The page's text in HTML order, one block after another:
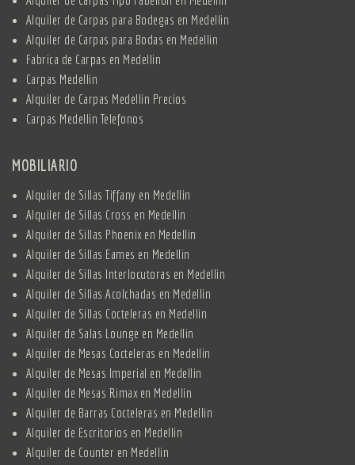
Alquiler de Carpas para Bodegas en Medellin
Alquiler de Carpas para Bodas en Medellin
Fabrica de Carpas en Medellin
Carpas Medellin
Alquiler de Carpas Medellin Precios
Carpas Medellin Telefonos
MOBILIARIO
Alquiler de Sillas Tiffany en Medellin
Alquiler de Sillas Cross en Medellin
Alquiler de Sillas Phoenix en Medellin
Alquiler de Sillas Eames en Medellin
Alquiler de Sillas Interlocutoras en Medellin
Alquiler de Sillas Acolchadas en Medellin
Alquiler de Sillas Cocteleras en Medellin
Alquiler de Salas Lounge en Medellin
Alquiler de Mesas Cocteleras en Medellin
Alquiler de Mesas Imperial en Medellin
Alquiler de Mesas Rimax en Medellin
Alquiler de Barras Cocteleras en Medellin
Alquiler de Escritorios en Medellin
Alquiler de Counter en Medellin